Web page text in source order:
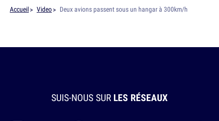
Accueil Video Deux avions passent sous un hangar à 300km/h
SUIS-NOUS SUR LES RÉSEAUX